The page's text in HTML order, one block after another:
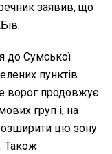
заявив, що
до Сумської
пунктів
ворог продовжує
груп і, на
цю зону
Також